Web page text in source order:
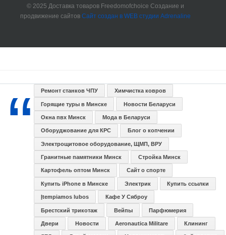
© 2025 Доставка товаров Freedomofchoice Создание и
продвижение сайтов Сайт создан в WEB студии Adrenaline
Ремонт станков ЧПУ Химчистка ковров
Горящие туры в Минске Новости Беларуси
Окна пвх Минск Мода в Беларуси
Оборуджование для КРС Блог о копчении
Электрощитовое оборудование, ЩМП, ВРУ
Гранитные памятники Минск Стройка Минск
Картофель оптом Минск Сайт о спорте
Купить iPhone в Минске Электрик Купить ссылки
Įtempiamos lubos Кафе У Сяброу
Брестский трикотаж Вейпы Парфюмерия
Двери Новости Aeronautica Militare Клининг